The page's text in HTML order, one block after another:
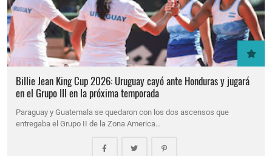
Billie Jean King Cup 2026: Uruguay cayó ante Honduras y jugará
en el Grupo III en la próxima temporada
Paraguay y Guatemala se quedaron con los dos ascensos que
entregaba el Grupo II de la Zona America…